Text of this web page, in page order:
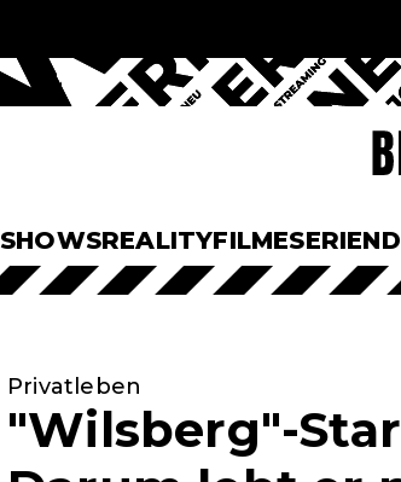
SHOWSREALITYFILMESERIEN
Privatleben
"Wilsberg"-